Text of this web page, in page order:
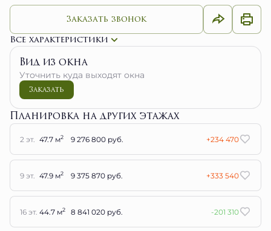
Заказать звонок
Все характеристики
Вид из окна
Уточнить куда выходят окна
Заказать
Планировка на других этажах
2 эт. 47.7 м2 9 276 800 руб. +234 470
9 эт. 47.9 м2 9 375 870 руб. +333 540
16 эт. 44.7 м2 8 841 020 руб. -201 310